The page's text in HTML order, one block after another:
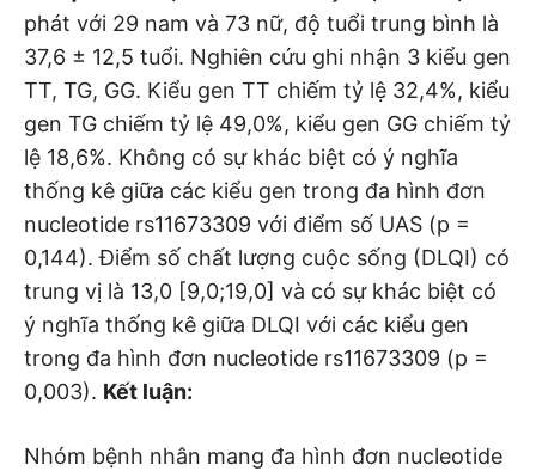
phát với 29 nam và 73 nữ, độ tuổi trung bình là
37,6 ± 12,5 tuổi. Nghiên cứu ghi nhận 3 kiểu gen
TT, TG, GG. Kiểu gen TT chiếm tỷ lệ 32,4%, kiểu
gen TG chiếm tỷ lệ 49,0%, kiểu gen GG chiếm tỷ
lệ 18,6%. Không có sự khác biệt có ý nghĩa
thống kê giữa các kiểu gen trong đa hình đơn
nucleotide rs11673309 với điểm số UAS (p =
0,144). Điểm số chất lượng cuộc sống (DLQI) có
trung vị là 13,0 [9,0;19,0] và có sự khác biệt có
ý nghĩa thống kê giữa DLQI với các kiểu gen
trong đa hình đơn nucleotide rs11673309 (p =
0,003). Kết luận:
Nhóm bệnh nhân mang đa hình đơn nucleotide